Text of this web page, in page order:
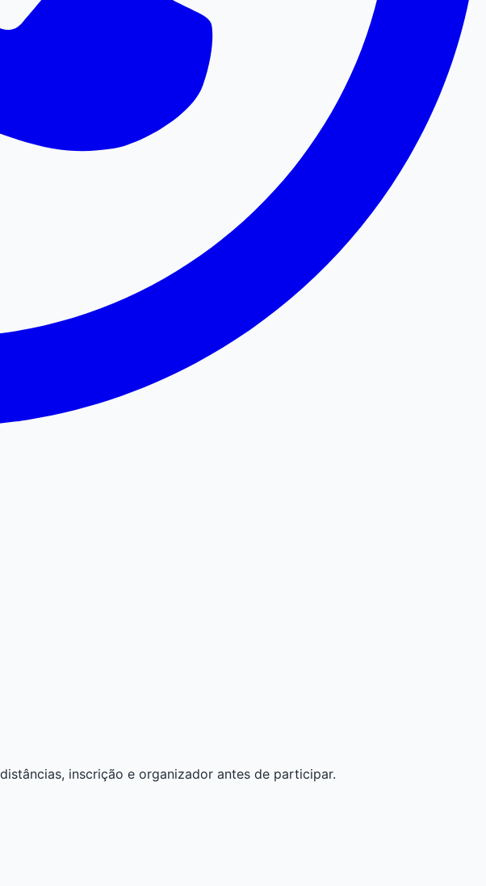
inscrição e organizador antes de participar.